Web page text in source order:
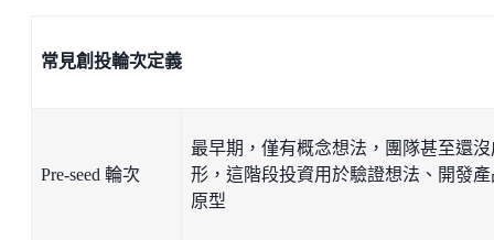
常見創投輪次定義
Pre-seed 輪次
最早期，僅有概念想法，團隊甚至還沒
形，這階段投資用於驗證想法、開發產
原型